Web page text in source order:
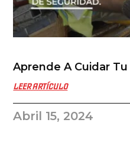
Aprende A Cuidar
LEER ARTÍCULO
Abril 15, 2024